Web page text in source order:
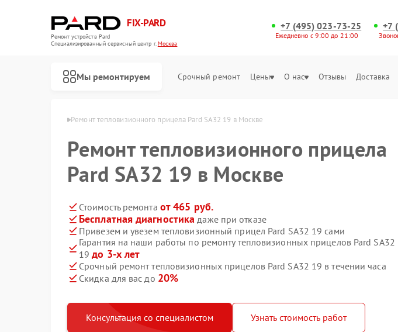
FIX-PARD
Ремонт устройств Pard
Специализированный cервисный центр г.Москва
+7 (495) 023-73-25
Ежедневно с 9:00 до 21:00
+7
Мы ремонтируем Срочный ремонт Цены О нас Отзывы Доставка
Pard в Москве Ремонт тепловизионного прицела Pard SA32 19 в Москве
Ремонт тепловизионного прицела
Pard SA32 19 в Москве
Стоимость ремонта от 465 руб.
Бесплатная диагностика даже при отказе
Привезем и увезем тепловизионный прицел Pard SA32 19 сами
Гарантия на наши работы по ремонту тепловизионных прицелов Pard SA32
19до 3-х лет
Срочный ремонт тепловизионных прицелов Pard SA32 19 в течении часа
Скидка для вас до 20%
Консультация со специалистом Узнать стоимость работ